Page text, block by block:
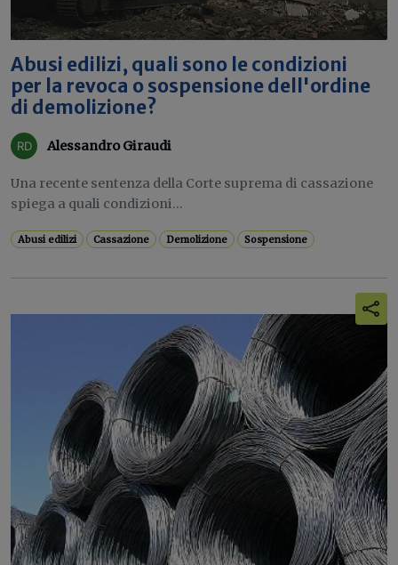
Abusi edilizi, quali sono le condizioni
per la revoca o sospensione dell'ordine
di demolizione?
Alessandro Giraudi
Una recente sentenza della Corte suprema di cassazione
spiega a quali condizioni...
Abusi edilizi Cassazione Demolizione Sospensione